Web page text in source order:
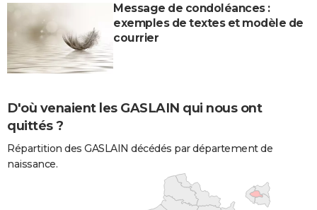
Message de condoléances :
exemples de textes et modèle de
courrier
D'où venaient les GASLAIN qui nous ont
quittés ?
Répartition des GASLAIN décédés par département de
naissance.